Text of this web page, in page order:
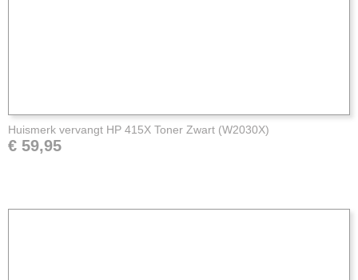
Huismerk vervangt HP 415X Toner Zwart (W2030X)
€ 59,95